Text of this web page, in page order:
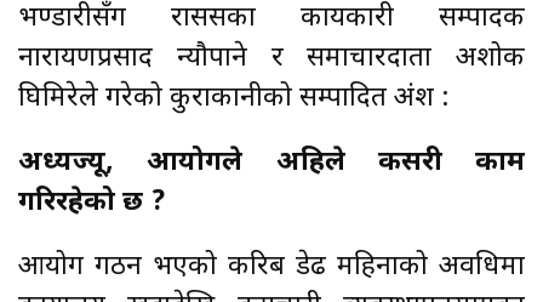
भण्डारीसँग राससका कार्यकारी सम्पादक
नारायणप्रसाद न्यौपाने र समाचारदाता अशोक
घिमिरेले गरेको कुराकानीको सम्पादित अंश :
अध्यक्षज्यू, आयोगले अहिले कसरी काम
गरिरहेको छ ?
आयोग गठन भएको करिब डेढ महिनाको अवधिमा